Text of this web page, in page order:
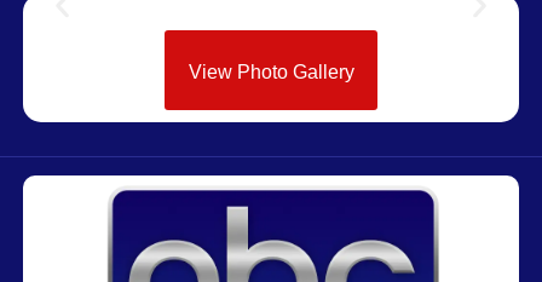
View Photo Gallery